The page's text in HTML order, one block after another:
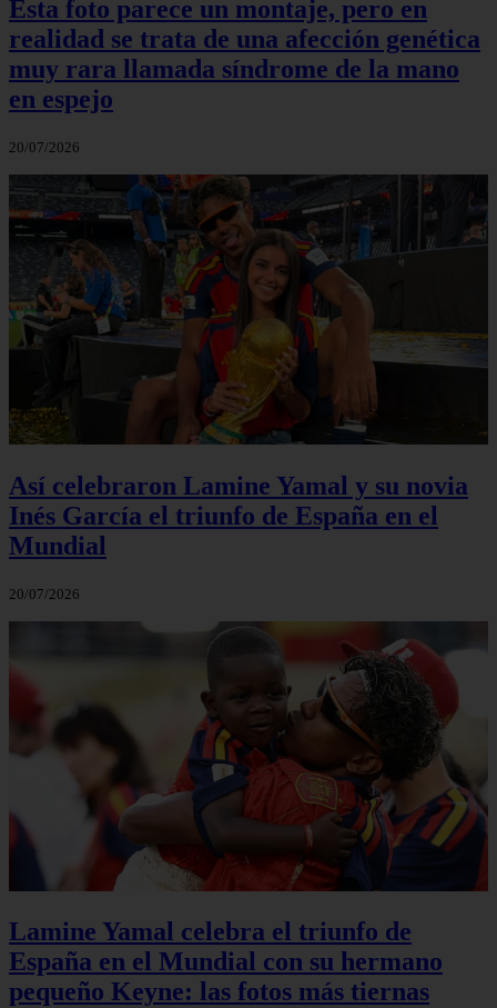
Esta foto parece un montaje, pero en
realidad se trata de una afección genética
muy rara llamada síndrome de la mano
en espejo
20/07/2026
Así celebraron Lamine Yamal y su novia
Inés García el triunfo de España en el
Mundial
20/07/2026
Lamine Yamal celebra el triunfo de
España en el Mundial con su hermano
pequeño Keyne: las fotos más tiernas